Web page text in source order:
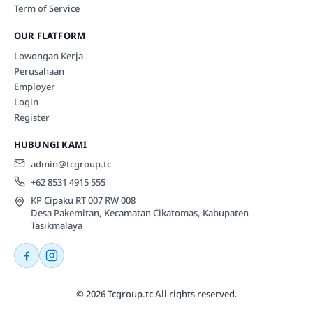
Term of Service
OUR FLATFORM
Lowongan Kerja
Perusahaan
Employer
Login
Register
HUBUNGI KAMI
admin@tcgroup.tc
+62 8531 4915 555
KP Cipaku RT 007 RW 008
Desa Pakemitan, Kecamatan Cikatomas, Kabupaten
Tasikmalaya
© 2026 Tcgroup.tc All rights reserved.